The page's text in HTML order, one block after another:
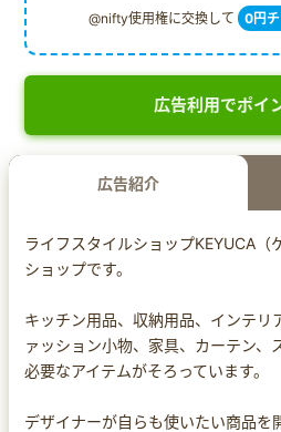
@nifty使用権に交換して 0円
広告利用でポイ
広告紹介
ライフスタイルショップKEYUCA（
ショップです。
キッチン用品、収納用品、インテリ
ァッション小物、家具、カーテン
必要なアイテムがそろっています。
デザイナーが自らも使いたい商品を